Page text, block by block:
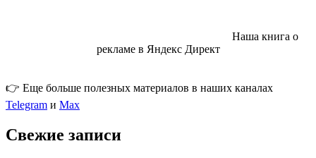
Наша книга о
рекламе в Яндекс Директ
👉 Еще больше полезных материалов в наших каналах
Telegram и Max
Свежие записи